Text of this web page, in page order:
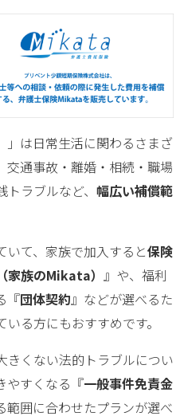
」は日常生活に関わるさまざ
交通事故・離婚・相続・職場
ラブルなど、 幅広い補償範
いて、家族で加入すると保険
家族のMikata） 』や、福利
『団体契約』などが選べるた
る方にもおすすめです。
きくない法的トラブルについ
やすくなる『一般事件免責金
範囲に合わせたプランが選べ